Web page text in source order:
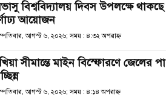
বিশ্ববিদ্যালয় দিবস উপলক্ষে থাকছে
আয়োজন
আগস্ট ৬, ২০২৬; সময় : ৪:৩২ অপরাহ্ণ
সীমান্তে মাইন বিস্ফোরণে জেলের পা
আগস্ট ৬, ২০২৬; সময় : ৪:১৪ অপরাহ্ণ